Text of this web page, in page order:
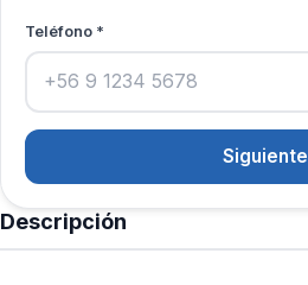
Descripción
Teléfono *
Siguiente